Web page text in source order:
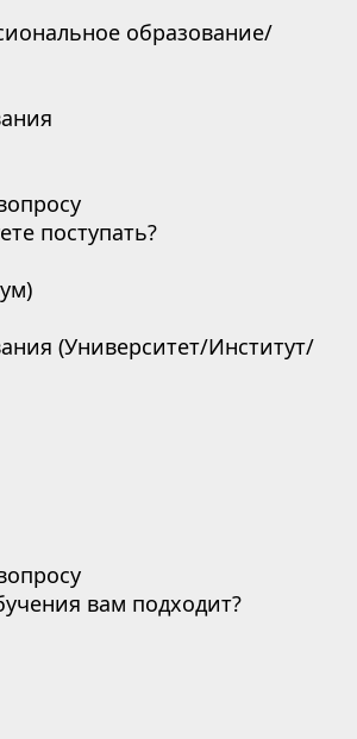
образование/
поступать?
(Университет/Институт/
вам подходит?